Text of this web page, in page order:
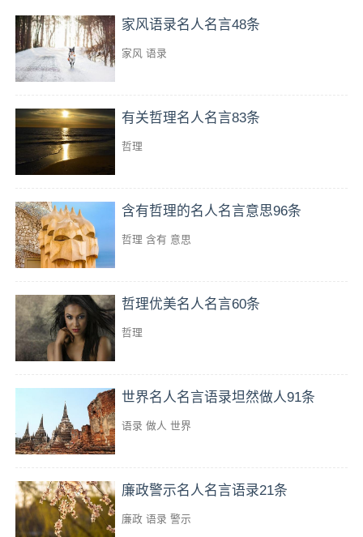
家风语录名人名言48条
家风 语录
有关哲理名人名言83条
哲理
含有哲理的名人名言意思96条
哲理 含有 意思
哲理优美名人名言60条
哲理
世界名人名言语录坦然做人91条
语录 做人 世界
廉政警示名人名言语录21条
廉政 语录 警示